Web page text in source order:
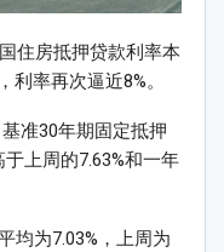
住房抵押贷款利率本
率再次逼近8%。
准30年期固定抵押
上周的7.63%和一年
均为7.03%，上周为